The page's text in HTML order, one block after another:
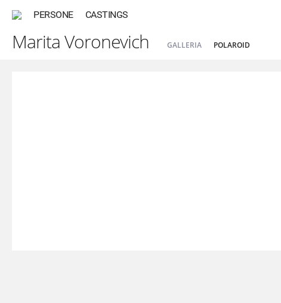
PERSONE CASTINGS
Marita Voronevich GALLERIA POLAROID